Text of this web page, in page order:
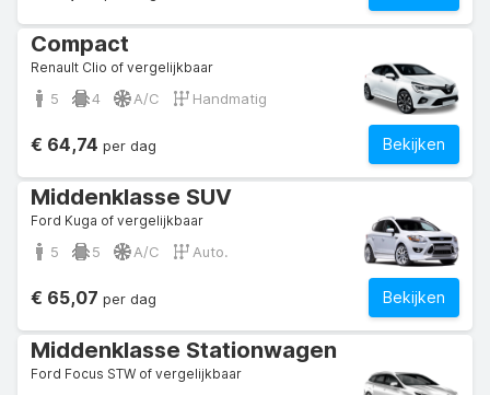
Compact
Renault Clio of vergelijkbaar
5 4 A/C Handmatig
Bekijken
€ 64,74 per dag
Middenklasse SUV
Ford Kuga of vergelijkbaar
5 5 A/C Auto.
Bekijken
€ 65,07 per dag
Middenklasse Stationwagen
Ford Focus STW of vergelijkbaar